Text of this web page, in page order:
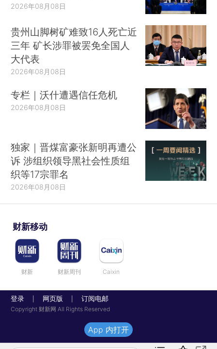
2026年08月08日
贵州山脚树矿难致16人死亡近
三年 矿长涉罪被罢免全国人
大代表
2026年08月08日
专栏｜沃什遭遇信任危机
2026年08月08日
独家｜晋煤富豪张新明再遭公
诉 涉组织领导黑社会性质组
织等17宗罪名
2026年08月08日
财新移动
财新 财新周刊 Caixin
登录 网页版 订阅电邮
Copyright 财新网 All Rights Reserved
App 内打开